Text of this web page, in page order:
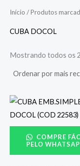
Início / Produtos
CUBA DOCOL
Mostrando todos os
COMPRE
PELO